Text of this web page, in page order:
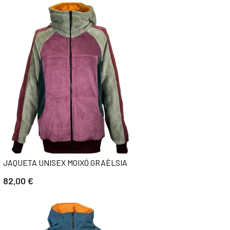
JAQUETA UNISEX MOIXÓ GRAÈLSIA
82,00 €